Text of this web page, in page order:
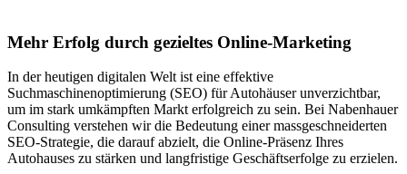
Mehr Erfolg durch gezieltes Online-Marketing
In der heutigen digitalen Welt ist eine effektive
Suchmaschinenoptimierung (SEO) für Autohäuser unverzichtbar,
um im stark umkämpften Markt erfolgreich zu sein. Bei Nabenhauer
Consulting verstehen wir die Bedeutung einer massgeschneiderten
SEO-Strategie, die darauf abzielt, die Online-Präsenz Ihres
Autohauses zu stärken und langfristige Geschäftserfolge zu erzielen.